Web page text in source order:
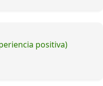
positiva)